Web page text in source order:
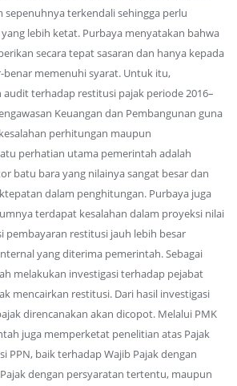
sepenuhnya terkendali sehingga perlu
lebih ketat. Purbaya menyatakan bahwa
secara tepat sasaran dan hanya kepada
benar memenuhi syarat. Untuk itu,
terhadap restitusi pajak periode 2016–
Keuangan dan Pembangunan guna
perhitungan maupun
perhatian utama pemerintah adalah
batu bara yang nilainya sangat besar dan
dalam penghitungan. Purbaya juga
terdapat kesalahan dalam proyeksi nilai
pembayaran restitusi jauh lebih besar
yang diterima pemerintah. Sebagai
melakukan investigasi terhadap pejabat
mencairkan restitusi. Dari hasil investigasi
direncanakan akan dicopot. Melalui PMK
juga memperketat penelitian atas Pajak
PPN, baik terhadap Wajib Pajak dengan
dengan persyaratan tertentu, maupun